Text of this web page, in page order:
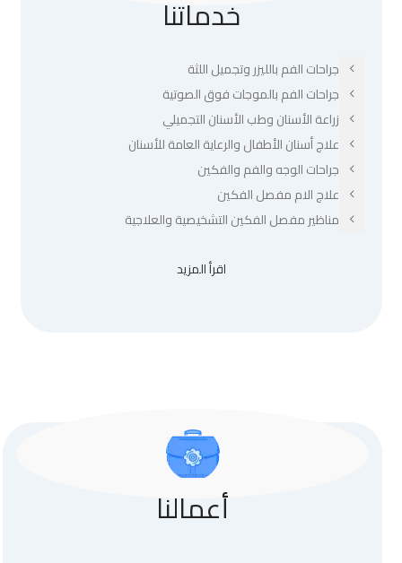
خدماتنا
جراحات الفم بالليزر وتجميل اللثة
جراحات الفم بالموجات فوق الصوتية
زراعة الأسنان وطب الأسنان التجميلي
علاج أسنان الأطفال والرعاية العامة للأسنان
جراحات الوجه والفم والفكين
علاج الام مفصل الفكين
مناظير مفصل الفكين التشخيصية والعلاجية
اقرأ المزيد
أعمالنا